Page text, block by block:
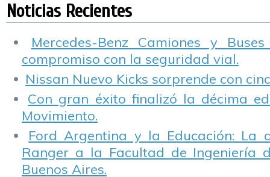
Ministerio de
Seguridad y
Noticias Recientes
Mercedes-Benz Camiones y
compromiso con la seguridad vial.
Nissan Nuevo Kicks sorprende con
Con gran éxito finalizó la décima
Movimiento.
Ford Argentina y la Educación: La
Ranger a la Facultad de Ingeniería
Buenos Aires.